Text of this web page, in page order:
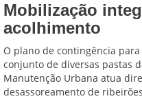
Mobilização
acolhimento
O plano de contingência
conjunto de diversas pastas
Manutenção Urbana atua
desassoreamento de